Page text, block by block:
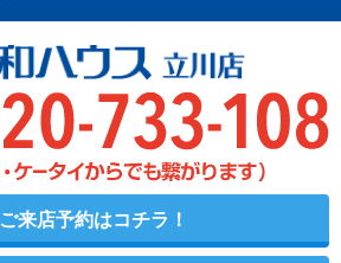
ご来店予約はコチラ！